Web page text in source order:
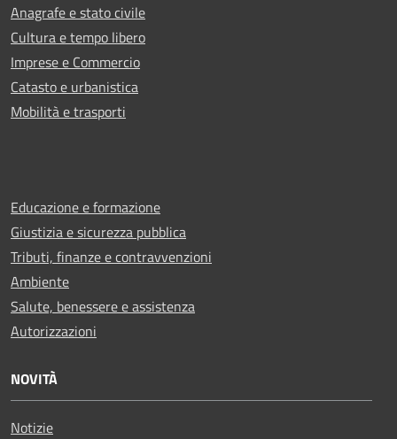
Anagrafe e stato civile
Cultura e tempo libero
Imprese e Commercio
Catasto e urbanistica
Mobilità e trasporti
Educazione e formazione
Giustizia e sicurezza pubblica
Tributi, finanze e contravvenzioni
Ambiente
Salute, benessere e assistenza
Autorizzazioni
NOVITÀ
Notizie